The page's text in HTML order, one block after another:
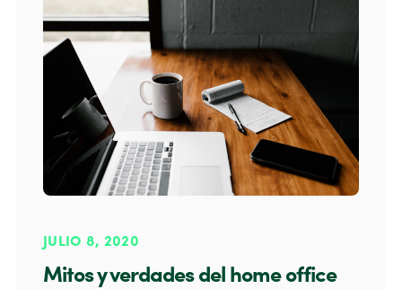
JULIO 8, 2020
Mitos y verdades del home office